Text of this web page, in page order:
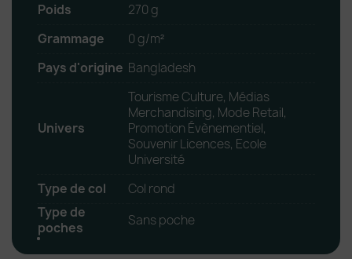
Poids
270 g
Grammage
0 g/m²
Pays d'origine Bangladesh
Univers
Tourisme Culture, Médias
Merchandising, Mode Retail,
Promotion Évènementiel,
Souvenir Licences, Ecole
Université
Type de col
Col rond
Type de
poches
Sans poche